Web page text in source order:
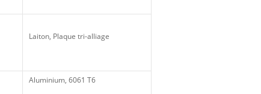
Laiton, Plaque tri-alliage
Aluminium, 6061 T6